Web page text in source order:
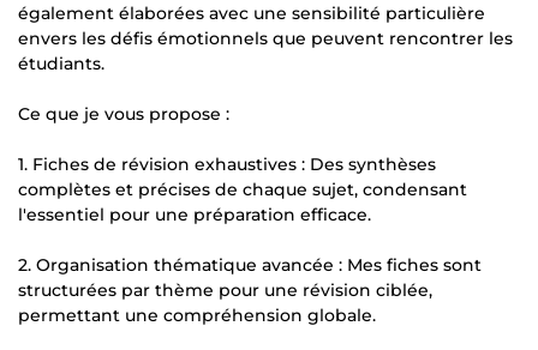
également élaborées avec une sensibilité particulière
envers les défis émotionnels que peuvent rencontrer les
étudiants.
Ce que je vous propose :
1. Fiches de révision exhaustives : Des synthèses
complètes et précises de chaque sujet, condensant
l'essentiel pour une préparation efficace.
2. Organisation thématique avancée : Mes fiches sont
structurées par thème pour une révision ciblée,
permettant une compréhension globale.